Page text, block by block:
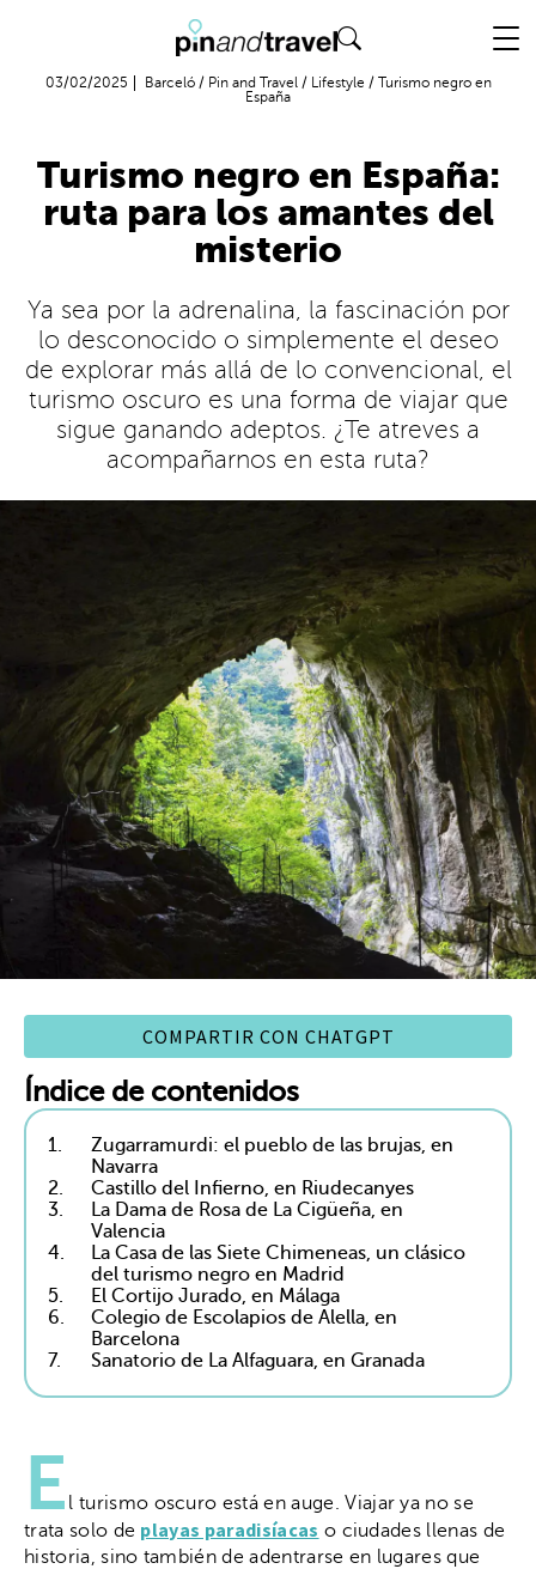
03/02/2025 Barceló / Pin and Travel / Lifestyle / Turismo negro en
España
Turismo negro en España:
ruta para los amantes del
misterio
Ya sea por la adrenalina, la fascinación por
lo desconocido o simplemente el deseo
de explorar más allá de lo convencional, el
turismo oscuro es una forma de viajar que
sigue ganando adeptos. ¿Te atreves a
acompañarnos en esta ruta?
COMPARTIR CON CHATGPT
Índice de contenidos
1.
Zugarramurdi: el pueblo de las brujas, en
Navarra
2.
Castillo del Infierno, en Riudecanyes
3.
La Dama de Rosa de La Cigüeña, en
Valencia
4.
La Casa de las Siete Chimeneas, un clásico
del turismo negro en Madrid
5.
El Cortijo Jurado, en Málaga
6.
Colegio de Escolapios de Alella, en
Barcelona
7.
Sanatorio de La Alfaguara, en Granada
E l turismo oscuro está en auge. Viajar ya no se
trata solo de playas paradisíacas o ciudades llenas de
historia, sino también de adentrarse en lugares que